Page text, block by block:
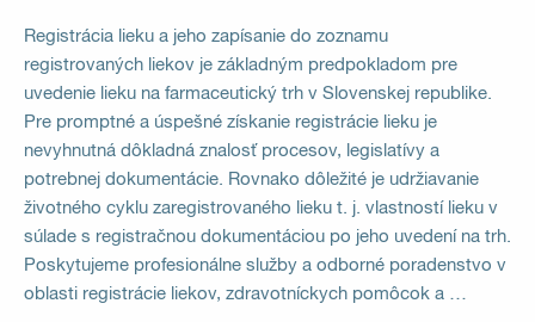
Registrácia lieku a jeho zapísanie do zoznamu
registrovaných liekov je základným predpokladom pre
uvedenie lieku na farmaceutický trh v Slovenskej republike.
Pre promptné a úspešné získanie registrácie lieku je
nevyhnutná dôkladná znalosť procesov, legislatívy a
potrebnej dokumentácie. Rovnako dôležité je udržiavanie
životného cyklu zaregistrovaného lieku t. j. vlastností lieku v
súlade s registračnou dokumentáciou po jeho uvedení na trh.
Poskytujeme profesionálne služby a odborné poradenstvo v
oblasti registrácie liekov, zdravotníckych pomôcok a …